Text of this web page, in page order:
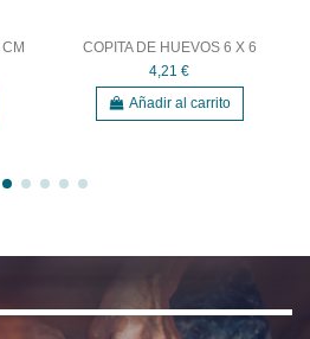
COPITA DE HUEVOS 6 X 6
4,21 €
Añadir al carrito